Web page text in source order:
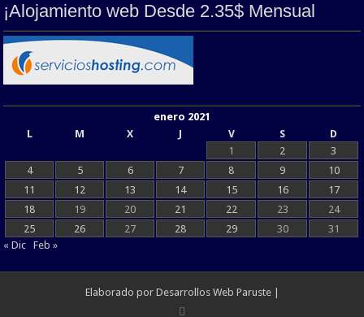
¡Alojamiento web Desde 2.35$ Mensual
enero 2021
L
M X J V S
D
1
2
3
4
5 6 7 8 9
10
11
12 13 14 15 16
17
18
19 20 21 22 23
24
25
26 27 28 29 30
31
« Dic
Feb »
Elaborado por Desarrollos Web Paruste|